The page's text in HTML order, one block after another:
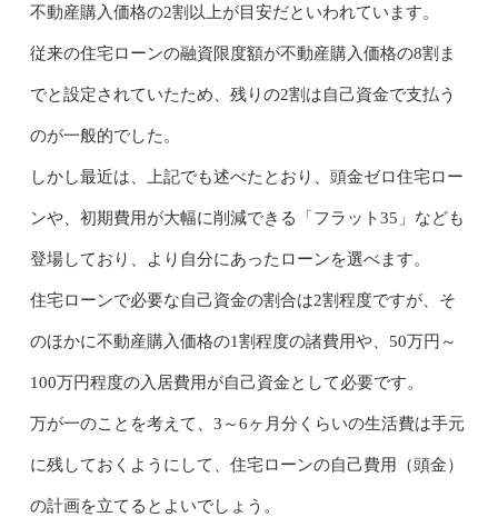
不動産購入価格の2割以上が目安だといわれています。
従来の住宅ローンの融資限度額が不動産購入価格の8割ま
でと設定されていたため、残りの2割は自己資金で支払う
のが一般的でした。
しかし最近は、上記でも述べたとおり、頭金ゼロ住宅ロー
ンや、初期費用が大幅に削減できる「フラット35」なども
登場しており、より自分にあったローンを選べます。
住宅ローンで必要な自己資金の割合は2割程度ですが、そ
のほかに不動産購入価格の1割程度の諸費用や、50万円～
100万円程度の入居費用が自己資金として必要です。
万が一のことを考えて、3～6ヶ月分くらいの生活費は手元
に残しておくようにして、住宅ローンの自己費用（頭金）
の計画を立てるとよいでしょう。